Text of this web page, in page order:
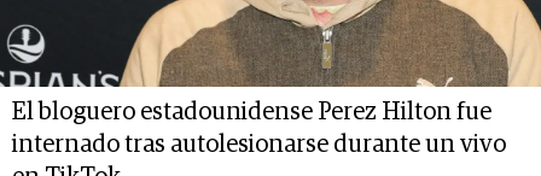
El bloguero estadounidense Perez Hilton fue
internado tras autolesionarse durante un vivo